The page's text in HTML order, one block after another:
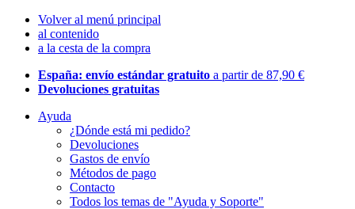
Volver al menú principal
al contenido
a la cesta de la compra
España: envío estándar gratuito a partir de 87,90 €
Devoluciones gratuitas
Ayuda
¿Dónde está mi pedido?
Devoluciones
Gastos de envío
Métodos de pago
Contacto
Todos los temas de "Ayuda y Soporte"